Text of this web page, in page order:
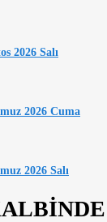
2026 Salı
2026 Cuma
2026 Salı